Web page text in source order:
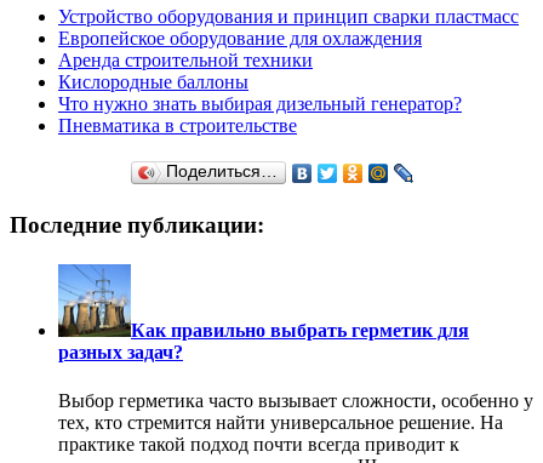
Устройство оборудования и принцип сварки пластмасс
Европейское оборудование для охлаждения
Аренда строительной техники
Кислородные баллоны
Что нужно знать выбирая дизельный генератор?
Пневматика в строительстве
Поделиться…
Последние публикации:
Как правильно выбрать герметик для
разных задач?
Выбор герметика часто вызывает сложности, особенно у
тех, кто стремится найти универсальное решение. На
практике такой подход почти всегда приводит к